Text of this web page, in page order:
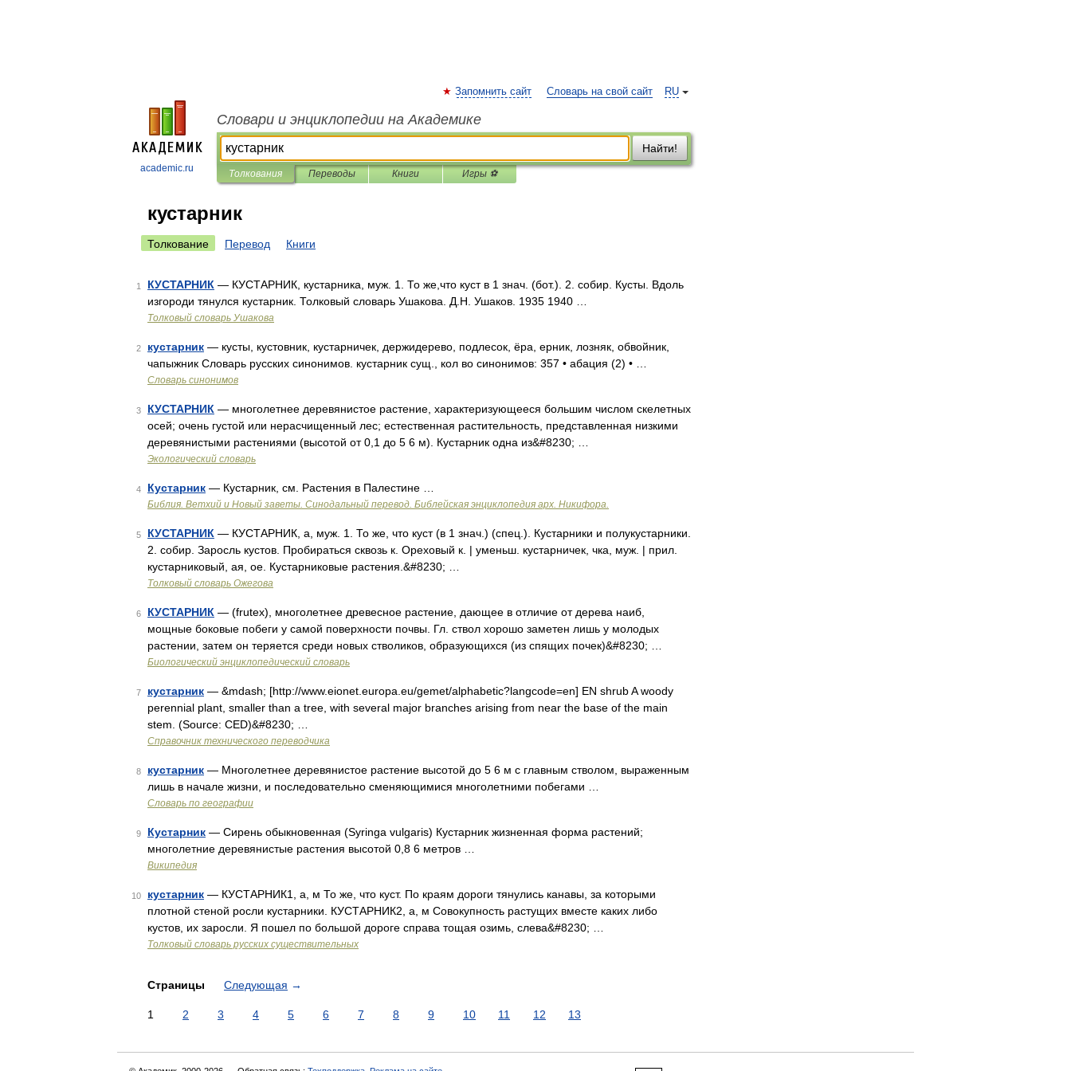
academic.ru
RU
Запомнить сайт Словарь на свой сайт
Словари и энциклопедии на Академике
Найти!
Толкования Переводы Книги Игры ⚽
кустарник
Толкование Перевод Книги
1 КУСТАРНИК — КУСТАРНИК, кустарника, муж. 1. То же,что куст в 1 знач. (бот.). 2. собир. Кусты. Вдоль
изгороди тянулся кустарник. Толковый словарь Ушакова. Д.Н. Ушаков. 1935 1940 …
Толковый словарь Ушакова
2 кустарник — кусты, кустовник, кустарничек, держидерево, подлесок, ёра, ерник, лозняк, обвойник,
чапыжник Словарь русских синонимов. кустарник сущ., кол во синонимов: 357 • абация (2) • …
Словарь синонимов
3 КУСТАРНИК — многолетнее деревянистое растение, характеризующееся большим числом скелетных
осей; очень густой или нерасчищенный лес; естественная растительность, представленная низкими
деревянистыми растениями (высотой от 0,1 до 5 6 м). Кустарник одна из&#8230; …
Экологический словарь
4 Кустарник — Кустарник, см. Растения в Палестине …
Библия. Ветхий и Новый заветы. Синодальный перевод. Библейская энциклопедия арх. Никифора.
5 КУСТАРНИК — КУСТАРНИК, а, муж. 1. То же, что куст (в 1 знач.) (спец.). Кустарники и полукустарники.
2. собир. Заросль кустов. Пробираться сквозь к. Ореховый к. | уменьш. кустарничек, чка, муж. | прил.
кустарниковый, ая, ое. Кустарниковые растения.&#8230; …
Толковый словарь Ожегова
6 КУСТАРНИК — (frutex), многолетнее древесное растение, дающее в отличие от дерева наиб,
мощные боковые побеги у самой поверхности почвы. Гл. ствол хорошо заметен лишь у молодых
растении, затем он теряется среди новых стволиков, образующихся (из спящих почек)&#8230; …
Биологический энциклопедический словарь
7 кустарник — &mdash; [http://www.eionet.europa.eu/gemet/alphabetic?langcode=en] EN shrub A woody
perennial plant, smaller than a tree, with several major branches arising from near the base of the main
stem. (Source: CED)&#8230; …
Справочник технического переводчика
8 кустарник — Многолетнее деревянистое растение высотой до 5 6 м с главным стволом, выраженным
лишь в начале жизни, и последовательно сменяющимися многолетними побегами …
Словарь по географии
9 Кустарник — Сирень обыкновенная (Syringa vulgaris) Кустарник жизненная форма растений;
многолетние деревянистые растения высотой 0,8 6 метров …
Википедия
10 кустарник — КУСТАРНИК1, а, м То же, что куст. По краям дороги тянулись канавы, за которыми
плотной стеной росли кустарники. КУСТАРНИК2, а, м Совокупность растущих вместе каких либо
кустов, их заросли. Я пошел по большой дороге справа тощая озимь, слева&#8230; …
Толковый словарь русских существительных
Страницы Следующая →
1 2 3 4 5 6 7 8 9 10 11 12 13